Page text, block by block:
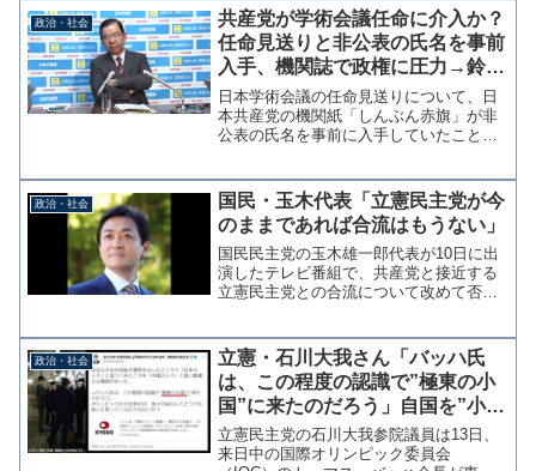
歩をどう進むか、だよ。」と投稿してい
るが、これが複数アカウ...
政治・社会
共産党が学術会議任命に介入か？
任命見送りと非公表の氏名を事前
入手、機関誌で政権に圧力→鈴木
宗男議員「誰が洩らしたのか、は
っきりすべき」
日本学術会議の任命見送りについて、日
本共産党の機関紙「しんぶん赤旗」が非
公表の氏名を事前に入手していたことを
「花に水 人に心」 この手続きを粛々
おこなったことに、一方的...
政治・社会
国民・玉木代表「立憲民主党が今
のままであれば合流はもうない」
国民民主党の玉木雄一郎代表が10日に出
演したテレビ番組で、共産党と接近する
立憲民主党との合流について改めて否定
毎日新聞 国民民主党の玉木雄一郎代表
は10日のフジテ...
政治・社会
立憲・石川大我さん「バッハ氏
は、この程度の認識で”極東の小
国”に来たのだろう」自国を”小
国”と呼ぶ国会議員って？
立憲民主党の石川大我参院議員は13日、
来日中の国際オリンピック委員会